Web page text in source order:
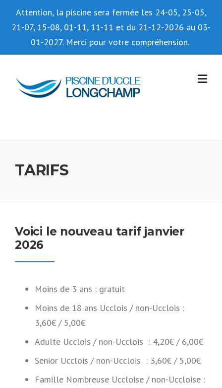
Attention, la piscine sera fermée les 24-05, 25-05,
21-07, 15-08, 01-11, 11-11 et du 21-12-2026 au 03-
01-2027. Merci pour votre compréhension.
content
TARIFS
Voici le nouveau tarif janvier
2026
Moins de 3 ans : gratuit
Moins de 18 ans Ucclois / non-Ucclois :
3,60€ / 5,00€
Adulte Ucclois / non-Ucclois : 4,20€ / 6,00€
Senior Ucclois / non-Ucclois : 3,60€ / 5,00€
Famille Nombreuse Uccloise / non-Uccloise :